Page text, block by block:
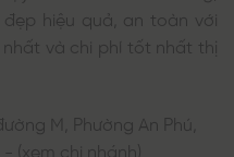
hiệu quả, an toàn với
và chi phí tốt nhất thị
M, Phường An Phú,
- (xem chi nhánh)